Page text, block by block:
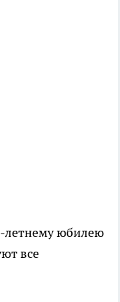
летнему юбилею
все